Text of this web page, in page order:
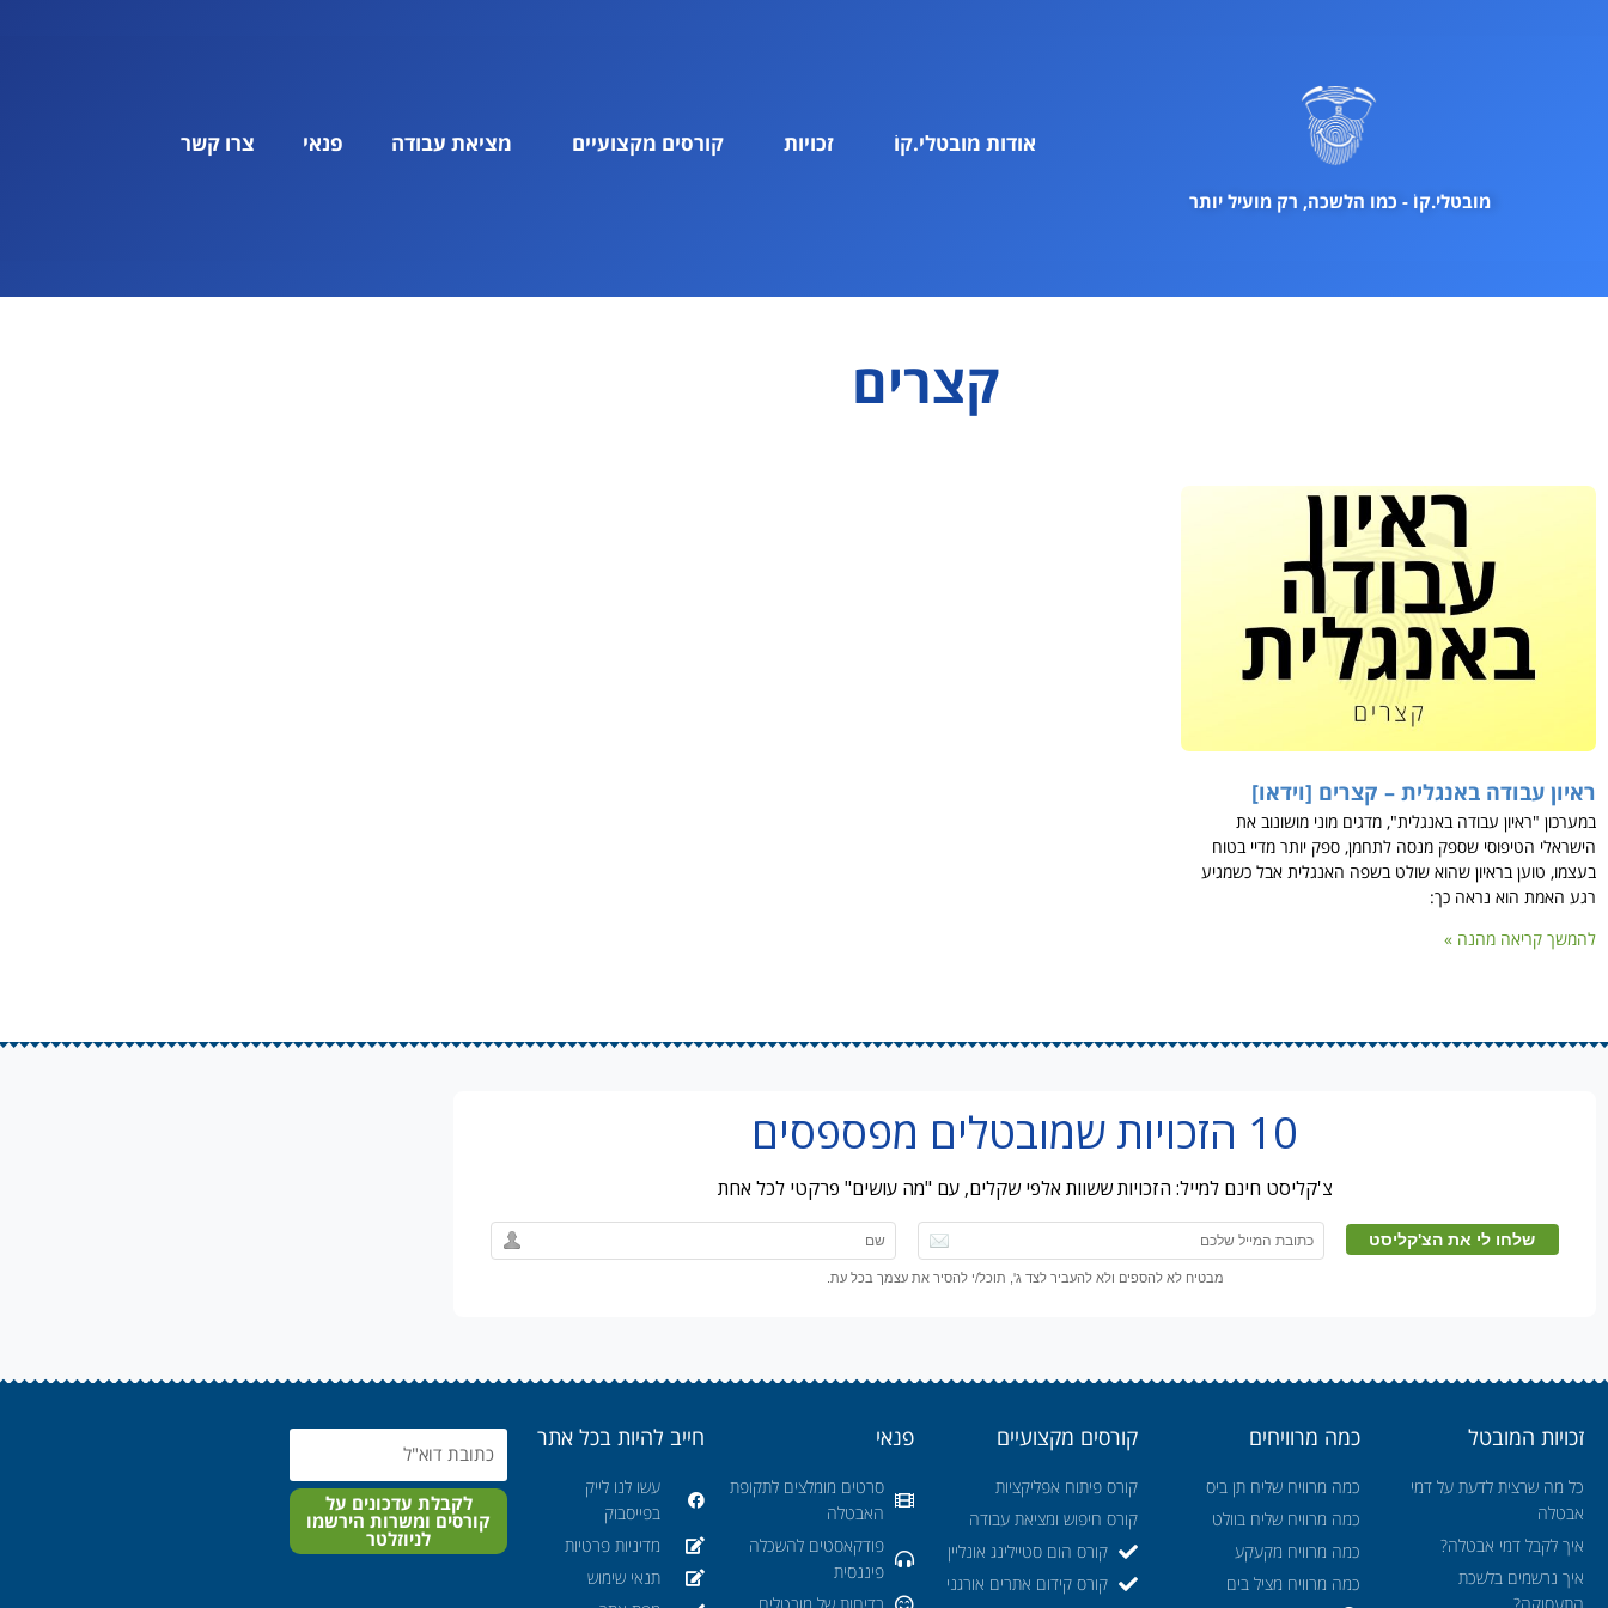
מובטלי.קוֹ - כמו הלשכה, רק מועיל יותר
אודות מובטלי.קוֹ זכויות קורסים מקצועיים מציאת עבודה פנאי צרו קשר
קצרים
ראיון עבודה באנגלית – קצרים [וידאו]
במערכון "ראיון עבודה באנגלית", מדגים מוני מושונוב את
הישראלי הטיפוסי שספק מנסה לתחמן, ספק יותר מדיי בטוח
בעצמו, טוען בראיון שהוא שולט בשפה האנגלית אבל כשמגיע
רגע האמת הוא נראה כך:
להמשך קריאה מהנה »
10 הזכויות שמובטלים מפספסים
צ'קליסט חינם למייל: הזכויות ששוות אלפי שקלים, עם "מה עושים" פרקטי לכל אחת
מבטיח לא להספים ולא להעביר לצד ג', תוכל/י להסיר את עצמך בכל עת.
זכויות המובטל
כל מה שרצית לדעת על דמי
אבטלה
איך לקבל דמי אבטלה?
איך נרשמים בלשכת
כמה מרוויחים
כמה מרוויח שליח תן ביס
כמה מרוויח שליח בוולט
כמה מרוויח מקעקע
כמה מרוויח מציל בים
קורסים מקצועיים
קורס פיתוח אפליקציות
קורס חיפוש ומציאת עבודה
קורס הום סטיילינג אונליין
קורס קידום אתרים אורגני
פנאי
סרטים מומלצים לתקופת
האבטלה
פודקאסטים להשכלה
פיננסית
חייב להיות בכל אתר
עשו לנו לייק
בפייסבוק
מדיניות פרטיות
תנאי שימוש
Email
לקבלת עדכונים על
קורסים ומשרות הירשמו
לניוזלטר